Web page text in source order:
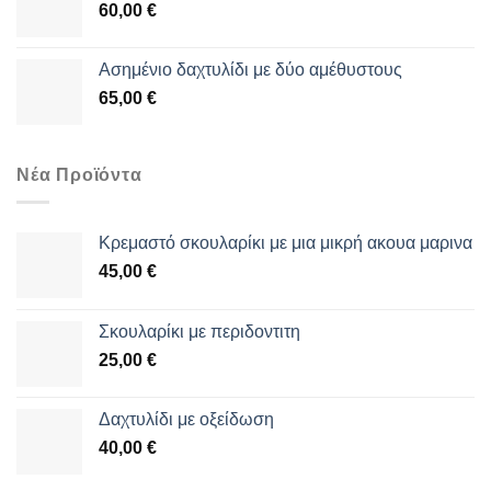
60,00 €
Aσημένιο δαχτυλίδι με δύο αμέθυστους
65,00 €
Νέα Προϊόντα
Κρεμαστό σκουλαρίκι με μια μικρή ακουα μαρινα
45,00 €
Σκουλαρίκι με περιδοντιτη
25,00 €
Δαχτυλίδι με οξείδωση
40,00 €